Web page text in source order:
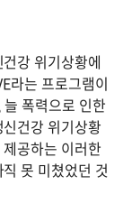
강 위기상황에
라는 프로그램이
폭력으로 인한
건강 위기상황
공하는 이러한
못 미쳤었던 것